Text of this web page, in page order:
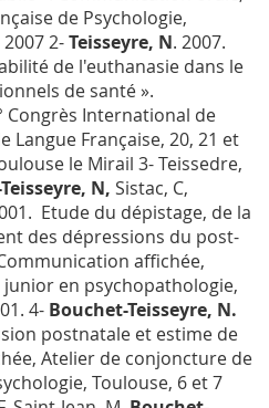
de Psychologie,
2-Teisseyre, N. 2007.
de l'euthanasie dans le
de santé ».
Congrès International de
Langue Française, 20, 21 et
le Mirail 3- Teissedre,
N, Sistac, C,
Etude du dépistage, de la
des dépressions du post-
affichée,
en psychopathologie,
4- Bouchet-Teisseyre, N.
postnatale et estime de
Atelier de conjoncture de
Toulouse, 6 et 7